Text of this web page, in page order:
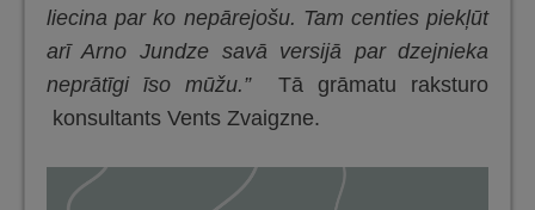
liecina par ko nepārejošu. Tam centies piekļūt
arī Arno Jundze savā versijā par dzejnieka
neprātīgi īso mūžu.”Tā grāmatu raksturo
konsultants Vents Zvaigzne.